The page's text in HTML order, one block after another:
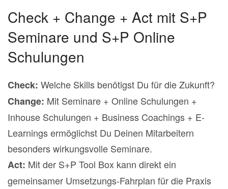
Check + Change + Act mit S+P
Seminare und S+P Online
Schulungen
Check: Welche Skills benötigst Du für die Zukunft?
Change: Mit Seminare + Online Schulungen +
Inhouse Schulungen + Business Coachings + E-
Learnings ermöglichst Du Deinen Mitarbeitern
besonders wirkungsvolle Seminare.
Act: Mit der S+P Tool Box kann direkt ein
gemeinsamer Umsetzungs-Fahrplan für die Praxis